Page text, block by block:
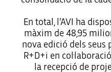
En total, l’AVI ha
màxim de 48,95
nova edició dels seus
R+D+i en
la recepció de